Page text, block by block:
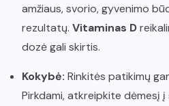
amžiaus, svorio, gyvenimo
rezultatų. Vitaminas D
dozė gali skirtis.
Kokybė: Rinkitės patikimų
Pirkdami, atkreipkite dėmesį